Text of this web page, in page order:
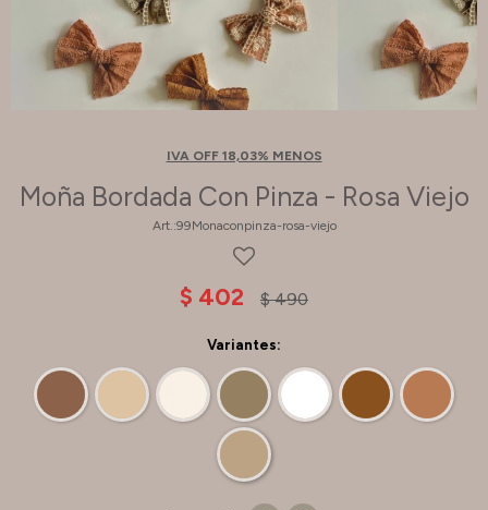
IVA OFF 18,03% MENOS
Moña Bordada Con Pinza - Rosa Viejo
99Monaconpinza-rosa-viejo
$ 402 $ 490
Variantes: